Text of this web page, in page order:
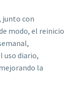
junto con
modo, el reinicio
uso diario,
la